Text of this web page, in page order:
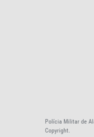
Polícia Militar de
Copyright.